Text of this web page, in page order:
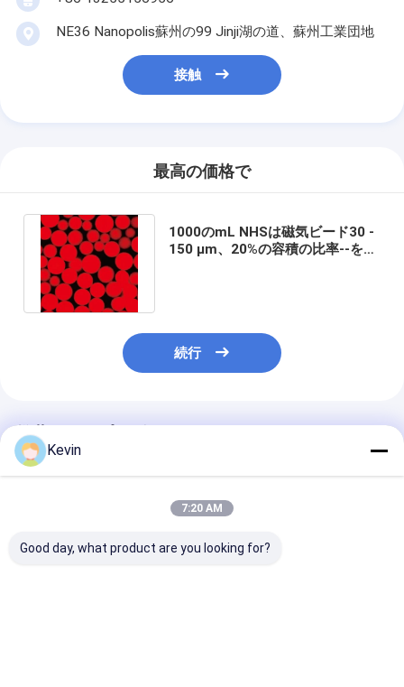
NE36 Nanopolis蘇州の99 Jinji湖の道、蘇州工業団地
接触
最高の価格で
1000のmL NHSは磁気ビード30 -
150 μm、20%の容積の比率--を活
続行
推薦されたプロダクト
Kevin
7:20 AM
Good day, what product are you looking for?